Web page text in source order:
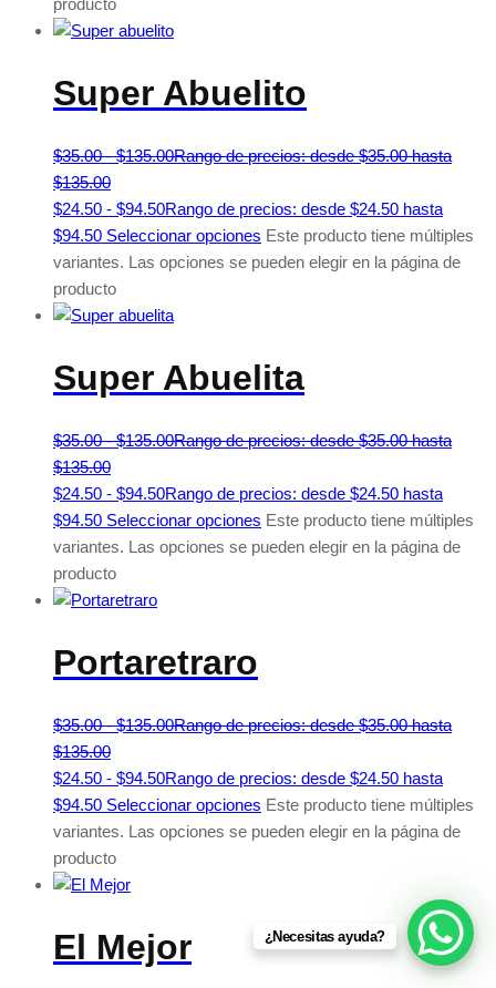
Super Abuelito
$35.00 - $135.00Rango de precios: desde $35.00 hasta
$135.00
$24.50 - $94.50Rango de precios: desde $24.50 hasta
$94.50 Seleccionar opciones Este producto tiene múltiples
variantes. Las opciones se pueden elegir en la página de
producto
Super Abuelita
$35.00 - $135.00Rango de precios: desde $35.00 hasta
$135.00
$24.50 - $94.50Rango de precios: desde $24.50 hasta
$94.50 Seleccionar opciones Este producto tiene múltiples
variantes. Las opciones se pueden elegir en la página de
producto
Portaretraro
$35.00 - $135.00Rango de precios: desde $35.00 hasta
$135.00
$24.50 - $94.50Rango de precios: desde $24.50 hasta
$94.50 Seleccionar opciones Este producto tiene múltiples
variantes. Las opciones se pueden elegir en la página de
producto
El Mejor ¿Necesitas ayuda?